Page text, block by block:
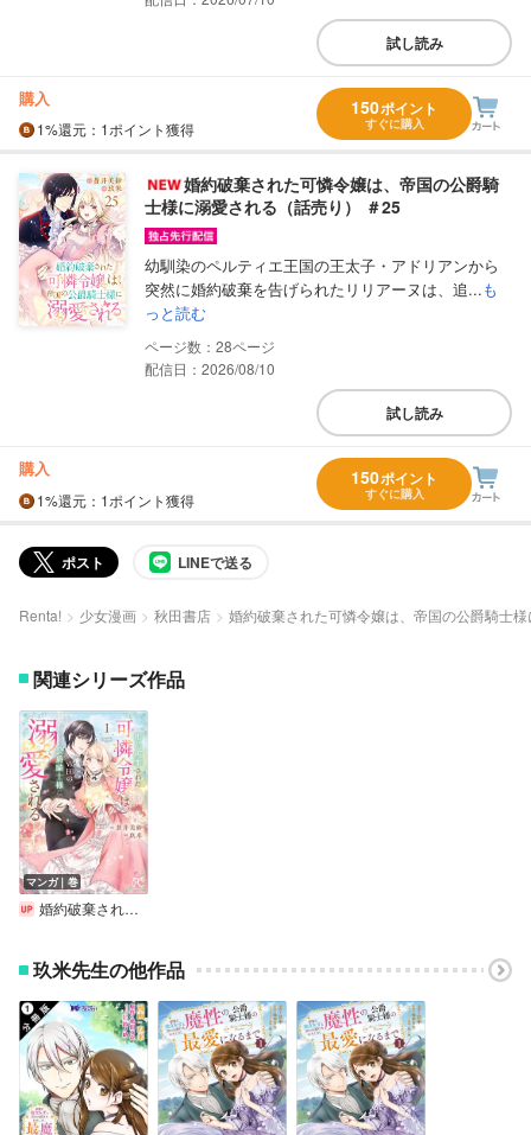
試し読み
購入
1%還元 ：1ポイント獲得
150ポイント
すぐに購入
婚約破棄された可憐令嬢は、帝国の公爵騎
士様に溺愛される（話売り） ＃25
幼馴染のペルティエ王国の王太子・アドリアンから
突然に婚約破棄を告げられたリリアーヌは、追...も
っと読む
28
配信日：2026/08/10
試し読み
購入
1%還元 ：1ポイント獲得
150ポイント
すぐに購入
ポスト LINEで送る
Renta! 少女漫画 秋田書店 婚約破棄された可憐令嬢は、帝国の公爵騎士
関連シリーズ作品
マンガ｜巻
婚約破棄された可憐令嬢は、帝国の公爵騎士様に溺愛される【電子単行本】
玖米先生の他作品